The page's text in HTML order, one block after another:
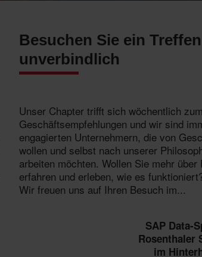
Besuchen Sie ein
unverbindlich
Unser Chapter trifft sich wöchentlich
Geschäftsempfehlungen und wir sind
engagierten Unternehmern, die von
wollen und selbst nach unserer
arbeiten möchten. Wollen Sie mehr
erfahren und erleben, wie es
Wir freuen uns auf Ihren Besuch im...
SAP Data-
Rosenthaler
im